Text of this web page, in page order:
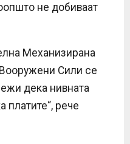
не добиваат
Механизирана
Сили се
дека нивната
платите“, рече